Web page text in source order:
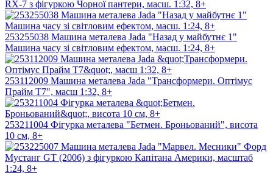
RX-7 з фігуркою Чорної пантери, масш. 1:32, 8+
253255038 Машина металева Jada "Назад у майбутнє 1"
Машина часу зі світловим ефектом, масш. 1:24, 8+
253112009 Машина металева Jada "Трансформери. Оптімус
Прайм T7", масш 1:32, 8+
253211004 Фігурка металева "Бетмен. Броньований", висота
10 см, 8+